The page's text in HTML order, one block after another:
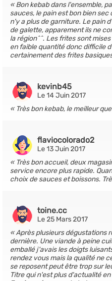
Bon kebab dans l'ensemble,
sauces, le pain est bon bien
n'y a plus de garniture. Le pain
de galette, apparement ils ne
la région^^. Les frites sont
en faible quantité donc difficile
certainement des frites
kevinb45
Le 14 Juin 2017
Très bon kebab, le meilleur
flaviocolorado2
Le 13 Juin 2017
Très bon accueil, deux
service encore plus rapide.
choix de sauces et boissons.
toine.cc
Le 25 Mars 2017
Après plusieurs dégustations
dernière. Une viande à peine
emballé j'avais les doigts
rendez vous mais la qualité ne
se reposent peut être trop sur
Titre qui n'est plus d'actualité en